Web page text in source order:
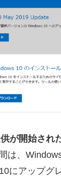
が開始され
は、
にアップグ